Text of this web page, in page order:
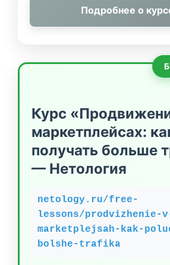
Подробнее о
Курс
маркетплейсах:
получать больше
— Нетология
netology.ru/free-
lessons/prodvizhenie-
marketplejsah-kak-
bolshe-trafika